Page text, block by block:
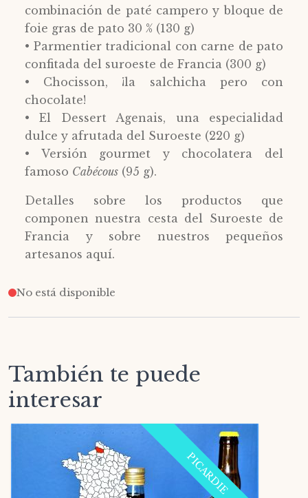
combinación de paté campero y bloque de
foie gras de pato 30 % (130 g)
• Parmentier tradicional con carne de pato
confitada del suroeste de Francia (300 g)
• Chocisson, ¡la salchicha pero con
chocolate!
• El Dessert Agenais, una especialidad
dulce y afrutada del Suroeste (220 g)
• Versión gourmet y chocolatera del
famoso Cabécous (95 g).
Detalles sobre los productos que
componen nuestra cesta del Suroeste de
Francia y sobre nuestros pequeños
artesanos aquí.
No está disponible
También te puede
interesar
PICARDIE